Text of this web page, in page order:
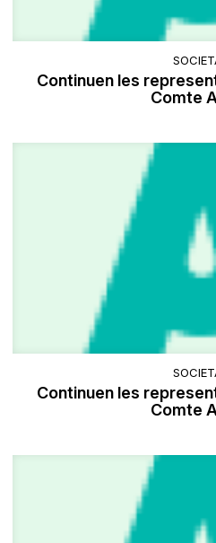
Continuen les
Comte
Continuen les
Comte